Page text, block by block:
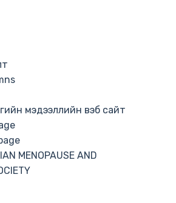
мэдээллийн вэб сайт
MENOPAUSE AND